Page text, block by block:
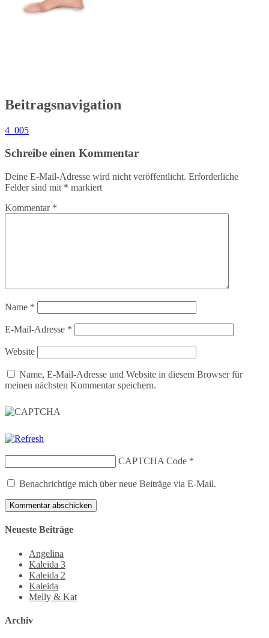
Beitragsnavigation
4_005
Schreibe einen Kommentar
Deine E-Mail-Adresse wird nicht veröffentlicht. Erforderliche
Felder sind mit * markiert
Kommentar *
Name *
E-Mail-Adresse *
Website
Name, E-Mail-Adresse und Website in diesem Browser für
meinen nächsten Kommentar speichern.
CAPTCHA Code *
Benachrichtige mich über neue Beiträge via E-Mail.
Neueste Beiträge
Angelina
Kaleida 3
Kaleida 2
Kaleida
Melly & Kat
Archiv